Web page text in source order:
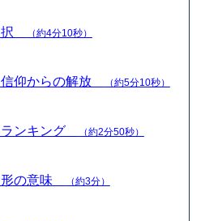
択 （約4分10秒）
信仰からの解放 （約5分10秒）
ランキング （約2分50秒）
形の意味 （約3分）